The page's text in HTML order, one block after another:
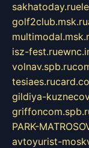
sakhatoday.ru
golf2club.msk.ru
isz-fest.ru
volnav.spb.ru
tesiaes.ru
gildiya-
PARK-
avtoyurist-